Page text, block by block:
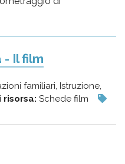
- Il film
familiari, Istruzione,
risorsa: Schede film